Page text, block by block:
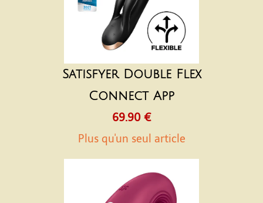
Satisfyer Double Flex
Connect App
69.90 €
Plus qu'un seul article